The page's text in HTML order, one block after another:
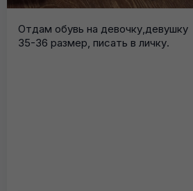
Отдам обувь на девочку,девушку
35-36 размер, писать в личку.